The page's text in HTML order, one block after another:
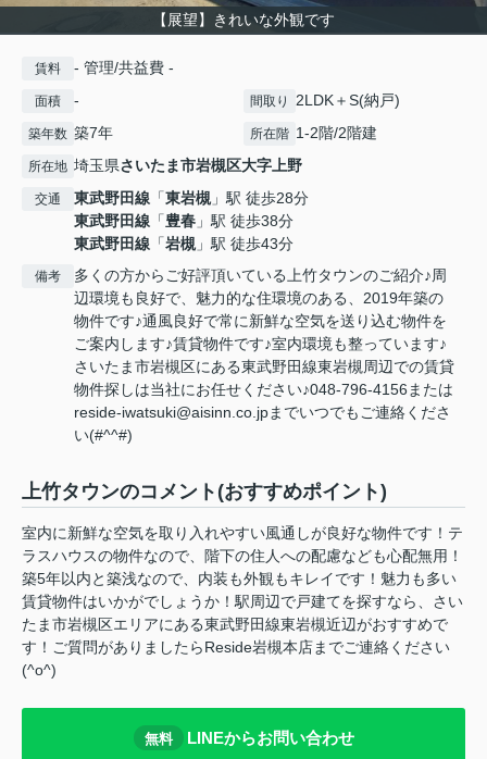
【展望】きれいな外観です
賃料 - 管理/共益費 -
面積 - 間取り 2LDK＋S(納戸)
築年数 築7年 所在階 1-2階/2階建
所在地 埼玉県さいたま市岩槻区大字上野
交通 東武野田線 「東岩槻 」駅 徒歩28分
東武野田線 「豊春 」駅 徒歩38分
東武野田線 「岩槻 」駅 徒歩43分
備考
多くの方からご好評頂いている上竹タウンのご紹介♪周
辺環境も良好で、魅力的な住環境のある、2019年築の
物件です♪通風良好で常に新鮮な空気を送り込む物件を
ご案内します♪賃貸物件です♪室内環境も整っています♪
さいたま市岩槻区にある東武野田線東岩槻周辺での賃貸
物件探しは当社にお任せください♪048-796-4156または
reside-iwatsuki@aisinn.co.jpまでいつでもご連絡くださ
い(#^^#)
上竹タウンのコメント(おすすめポイント)
室内に新鮮な空気を取り入れやすい風通しが良好な物件です！テ
ラスハウスの物件なので、階下の住人への配慮なども心配無用！
築5年以内と築浅なので、内装も外観もキレイです！魅力も多い
賃貸物件はいかがでしょうか！駅周辺で戸建てを探すなら、さい
たま市岩槻区エリアにある東武野田線東岩槻近辺がおすすめで
す！ご質問がありましたらReside岩槻本店までご連絡ください
(^o^)
無料 LINEからお問い合わせ